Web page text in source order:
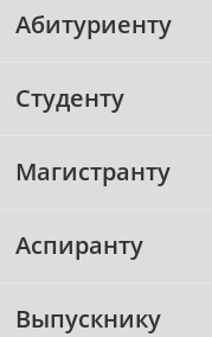
Абитуриенту
Студенту
Магистранту
Аспиранту
Выпускнику